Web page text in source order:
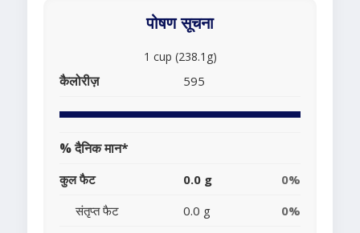
पोषण सूचना
1 cup (238.1g)
कैलोरीज़ 595
% दैनिक मान*
कुल फैट 0.0 g
0%
संतृप्त फैट
0.0 g
0%